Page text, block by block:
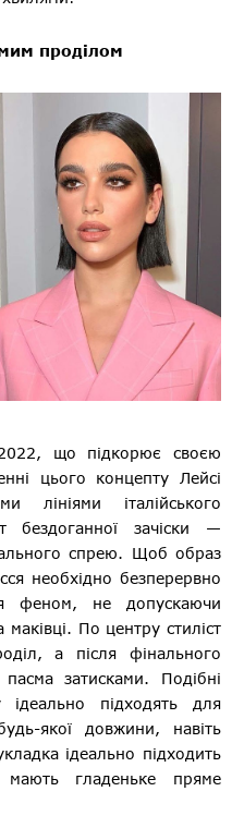
проділом
що підкорює своєю
цього концепту Лейсі
лініями італійського
бездоганної зачіски —
спрею. Щоб образ
необхідно безперервно
феном, не допускаючи
По центру стиліст
а після фінального
затисками. Подібні
ідеально підходять для
якої довжини, навіть
ідеально підходить
гладеньке пряме